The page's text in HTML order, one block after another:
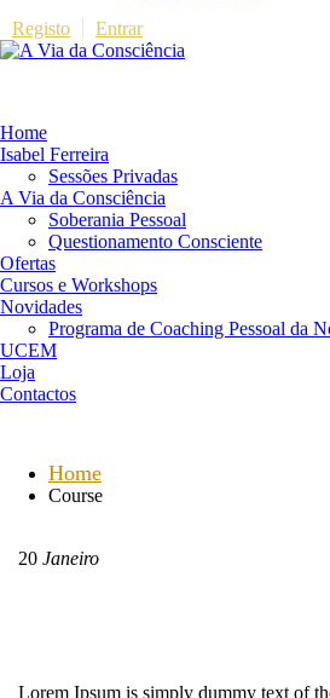
Registo Entrar
Home
Isabel Ferreira
Sessões Privadas
A Via da Consciência
Soberania Pessoal
Questionamento Consciente
Ofertas
Cursos e Workshops
Novidades
Programa de Coaching Pessoal da
UCEM
Loja
Contactos
Home
Course
20 Janeiro
Lorem Ipsum is simply dummy text of